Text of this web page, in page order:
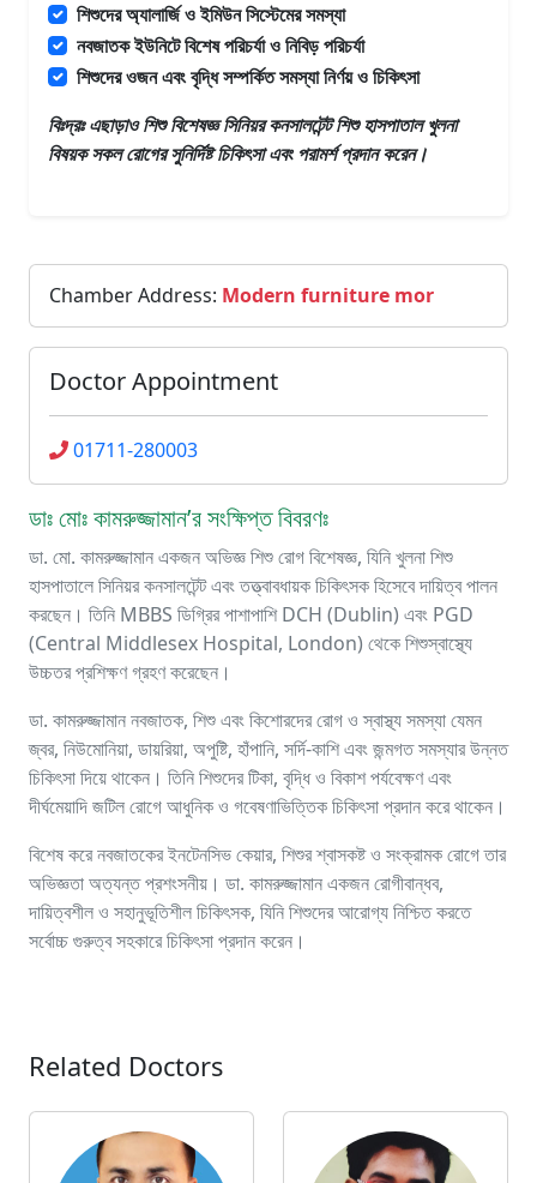
শিশুদের অ্যালার্জি ও ইমিউন সিস্টেমের সমস্যা
নবজাতক ইউনিটে বিশেষ পরিচর্যা ও নিবিড় পরিচর্যা
শিশুদের ওজন এবং বৃদ্ধি সম্পর্কিত সমস্যা নির্ণয় ও চিকিৎসা
বিঃদ্রঃ এছাড়াওশিশু বিশেষজ্ঞ সিনিয়র কনসালটেন্ট শিশু হাসপাতাল খুলনা
বিষয়ক সকল রোগের সুনির্দিষ্ট চিকিৎসা এবং পরামর্শ প্রদান করেন।
Chamber Address: Modern furniture mor
Doctor Appointment
01711-280003
ডাঃ মোঃ কামরুজ্জামান’র সংক্ষিপ্ত বিবরণঃ
ডা. মো. কামরুজ্জামান একজন অভিজ্ঞ শিশু রোগ বিশেষজ্ঞ, যিনি খুলনা শিশু
হাসপাতালে সিনিয়র কনসালটেন্ট এবং তত্ত্বাবধায়ক চিকিৎসক হিসেবে দায়িত্ব পালন
করছেন। তিনি MBBS ডিগ্রির পাশাপাশি DCH (Dublin) এবং PGD
(Central Middlesex Hospital, London) থেকে শিশুস্বাস্থ্যে
উচ্চতর প্রশিক্ষণ গ্রহণ করেছেন।
ডা. কামরুজ্জামান নবজাতক, শিশু এবং কিশোরদের রোগ ও স্বাস্থ্য সমস্যা যেমন
জ্বর, নিউমোনিয়া, ডায়রিয়া, অপুষ্টি, হাঁপানি, সর্দি-কাশি এবং জন্মগত সমস্যার উন্নত
চিকিৎসা দিয়ে থাকেন। তিনি শিশুদের টিকা, বৃদ্ধি ও বিকাশ পর্যবেক্ষণ এবং
দীর্ঘমেয়াদি জটিল রোগে আধুনিক ও গবেষণাভিত্তিক চিকিৎসা প্রদান করে থাকেন।
বিশেষ করে নবজাতকের ইনটেনসিভ কেয়ার, শিশুর শ্বাসকষ্ট ও সংক্রামক রোগে তার
অভিজ্ঞতা অত্যন্ত প্রশংসনীয়। ডা. কামরুজ্জামান একজন রোগীবান্ধব,
দায়িত্বশীল ও সহানুভূতিশীল চিকিৎসক, যিনি শিশুদের আরোগ্য নিশ্চিত করতে
সর্বোচ্চ গুরুত্ব সহকারে চিকিৎসা প্রদান করেন।
Related Doctors